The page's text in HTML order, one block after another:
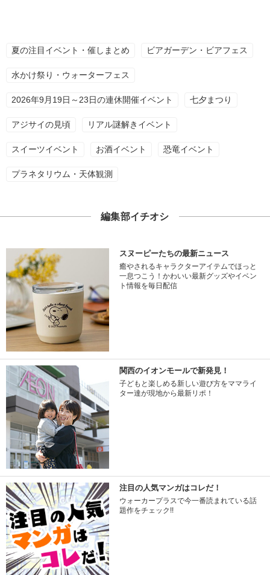
夏の注目イベント・催しまとめ ビアガーデン・ビアフェス
水かけ祭り・ウォーターフェス
2026年9月19日～23日の連休開催イベント 七夕まつり
アジサイの見頃 リアル謎解きイベント
スイーツイベント お酒イベント 恐竜イベント
プラネタリウム・天体観測
編集部イチオシ
スヌーピーたちの最新ニュース
癒やされるキャラクターアイテムでほっと
一息つこう！かわいい最新グッズやイベン
ト情報を毎日配信
関西のイオンモールで新発見！
子どもと楽しめる新しい遊び方をママライ
ター達が現地から最新リポ！
注目の人気マンガはコレだ！
ウォーカープラスで今一番読まれている話
題作をチェック!!